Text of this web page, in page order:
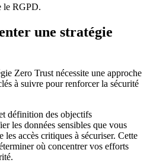
le RGPD.
une stratégie
Zero Trust nécessite une approche
à suivre pour renforcer la sécurité
définition des objectifs
les données sensibles que vous
les accès critiques à sécuriser. Cette
où concentrer vos efforts